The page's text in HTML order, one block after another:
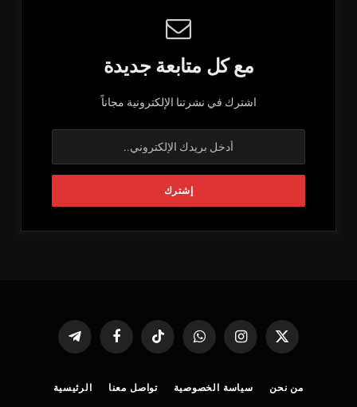
مع كل متابعة جديدة
اشترك في نشرتنا الإلكترونية مجاناً
X
الانستغرامواتساب تيكتوك فيسبوك تيلقرام
من نحن سياسة الخصوصية تواصل معنا الرئيسية